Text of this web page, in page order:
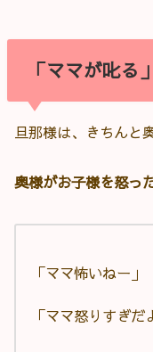
「ママが叱る
旦那様は、きちんと
奥様がお子様を怒っ
「ママ怖いねー」
「ママ怒りすぎだ